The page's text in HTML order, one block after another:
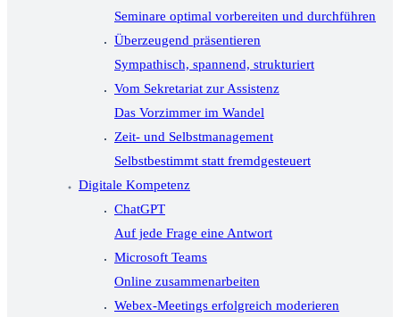
Seminare optimal vorbereiten und durchführen
Überzeugend präsentieren
Sympathisch, spannend, strukturiert
Vom Sekretariat zur Assistenz
Das Vorzimmer im Wandel
Zeit- und Selbstmanagement
Selbstbestimmt statt fremdgesteuert
Digitale Kompetenz
ChatGPT
Auf jede Frage eine Antwort
Microsoft Teams
Online zusammenarbeiten
Webex-Meetings erfolgreich moderieren